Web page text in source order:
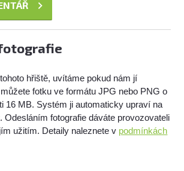
hřiště, uvítáme pokud nám jí
fotku ve formátu JPG nebo PNG o
16 MB. Systém ji automaticky upraví na
Odesláním fotografie dáváte provozovateli
užitím. Detaily naleznete v podmínkách